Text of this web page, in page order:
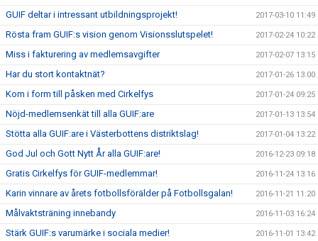
GUIF deltar i intressant utbildningsprojekt! 2017-03-10 11:49
Rösta fram GUIF:s vision genom Visionsslutspelet! 2017-02-24 10:22
Miss i fakturering av medlemsavgifter 2017-02-07 13:15
Har du stort kontaktnät? 2017-01-26 13:00
Kom i form till påsken med Cirkelfys 2017-01-24 09:25
Nöjd-medlemsenkät till alla GUIF:are 2017-01-13 13:54
Stötta alla GUIF:are i Västerbottens distriktslag! 2017-01-04 13:22
God Jul och Gott Nytt År alla GUIF:are! 2016-12-23 09:18
Gratis Cirkelfys för GUIF-medlemmar! 2016-11-24 13:16
Karin vinnare av årets fotbollsförälder på Fotbollsgalan! 2016-11-21 11:20
Målvaktsträning innebandy 2016-11-03 16:24
Stärk GUIF:s varumärke i sociala medier! 2016-11-01 13:42